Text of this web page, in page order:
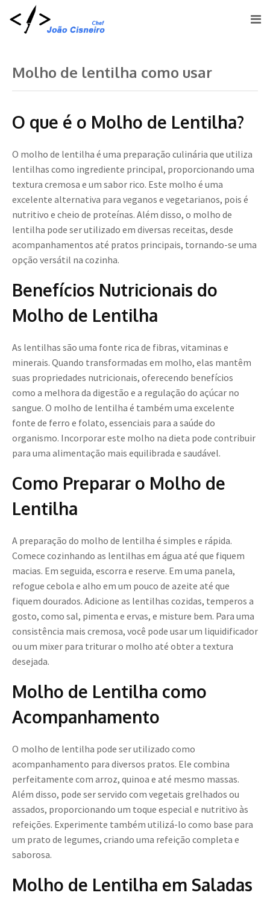
Molho de lentilha como usar
O que é o Molho de Lentilha?
O molho de lentilha é uma preparação culinária que utiliza
lentilhas como ingrediente principal, proporcionando uma
textura cremosa e um sabor rico. Este molho é uma
excelente alternativa para veganos e vegetarianos, pois é
nutritivo e cheio de proteínas. Além disso, o molho de
lentilha pode ser utilizado em diversas receitas, desde
acompanhamentos até pratos principais, tornando-se uma
opção versátil na cozinha.
Benefícios Nutricionais do
Molho de Lentilha
As lentilhas são uma fonte rica de fibras, vitaminas e
minerais. Quando transformadas em molho, elas mantêm
suas propriedades nutricionais, oferecendo benefícios
como a melhora da digestão e a regulação do açúcar no
sangue. O molho de lentilha é também uma excelente
fonte de ferro e folato, essenciais para a saúde do
organismo. Incorporar este molho na dieta pode contribuir
para uma alimentação mais equilibrada e saudável.
Como Preparar o Molho de
Lentilha
A preparação do molho de lentilha é simples e rápida.
Comece cozinhando as lentilhas em água até que fiquem
macias. Em seguida, escorra e reserve. Em uma panela,
refogue cebola e alho em um pouco de azeite até que
fiquem dourados. Adicione as lentilhas cozidas, temperos a
gosto, como sal, pimenta e ervas, e misture bem. Para uma
consistência mais cremosa, você pode usar um liquidificador
ou um mixer para triturar o molho até obter a textura
desejada.
Molho de Lentilha como
Acompanhamento
O molho de lentilha pode ser utilizado como
acompanhamento para diversos pratos. Ele combina
perfeitamente com arroz, quinoa e até mesmo massas.
Além disso, pode ser servido com vegetais grelhados ou
assados, proporcionando um toque especial e nutritivo às
refeições. Experimente também utilizá-lo como base para
um prato de legumes, criando uma refeição completa e
saborosa.
Molho de Lentilha em Saladas